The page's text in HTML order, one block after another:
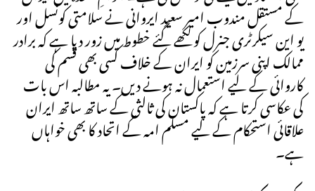
کے مستقل مندوب امیر سعید ایروانی نے سلامتی کونسل اور
یو این سیکرٹری جنرل کو لکھے گئے خطوط میں زور دیا ہے کہ برادر
ممالک اپنی سرزمین کو ایران کے خلاف کسی بھی قسم کی
کاروائی کے لیے استعمال نہ ہونے دیں۔ یہ مطالبہ اس بات
کی عکاسی کرتا ہے کہ پاکستان کی ثالثی کے ساتھ ساتھ ایران
علاقائی استحکام کے لیے مسلم امہ کے اتحاد کا بھی خواہاں
ہے۔